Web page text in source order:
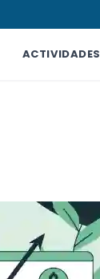
ACTIVIDADES